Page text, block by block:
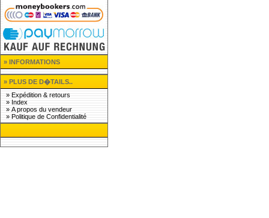
» INFORMATIONS
» PLUS DE D�TAILS..
» Expédition & retours
» Index
» A propos du vendeur
» Politique de Confidentialité